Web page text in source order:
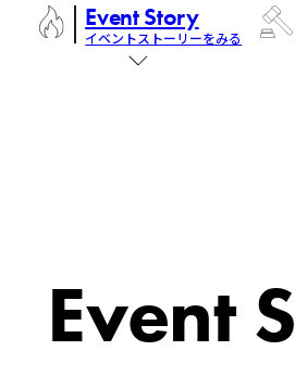
Event Story
イベントストーリーをみる
Event